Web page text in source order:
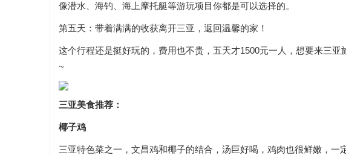
像潜水、海钓、海上摩托艇等游玩项目你都是可以选择的。
第五天：带着满满的收获离开三亚，返回温馨的家！
这个行程还是挺好玩的，费用也不贵，五天才1500元一人，想要来三
~
三亚美食推荐：
椰子鸡
三亚特色菜之一，文昌鸡和椰子的结合，汤巨好喝，鸡肉也很鲜嫩，一